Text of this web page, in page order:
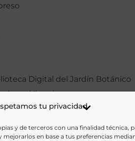
tu privacidad
y de terceros con una finalidad técnica,
mejorarlos en base a tus preferencias
Digital del Jardín Botánico
Historia
Jardín Botánico, Plantas,